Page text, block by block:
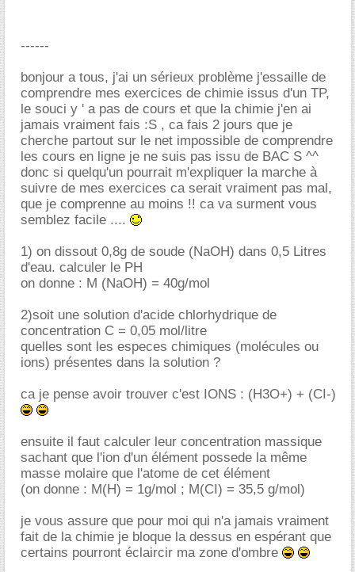
------
bonjour a tous, j'ai un sérieux problème j'essaille de
comprendre mes exercices de chimie issus d'un TP,
le souci y ' a pas de cours et que la chimie j'en ai
jamais vraiment fais :S , ca fais 2 jours que je
cherche partout sur le net impossible de comprendre
les cours en ligne je ne suis pas issu de BAC S ^^
donc si quelqu'un pourrait m'expliquer la marche à
suivre de mes exercices ca serait vraiment pas mal,
que je comprenne au moins !! ca va surment vous
semblez facile ....
1) on dissout 0,8g de soude (NaOH) dans 0,5 Litres
d'eau. calculer le PH
on donne : M (NaOH) = 40g/mol
2)soit une solution d'acide chlorhydrique de
concentration C = 0,05 mol/litre
quelles sont les especes chimiques (molécules ou
ions) présentes dans la solution ?
ca je pense avoir trouver c'est IONS : (H3O+) + (CI-)
ensuite il faut calculer leur concentration massique
sachant que l'ion d'un élément possede la même
masse molaire que l'atome de cet élément
(on donne : M(H) = 1g/mol ; M(CI) = 35,5 g/mol)
je vous assure que pour moi qui n'a jamais vraiment
fait de la chimie je bloque la dessus en espérant que
certains pourront éclaircir ma zone d'ombre